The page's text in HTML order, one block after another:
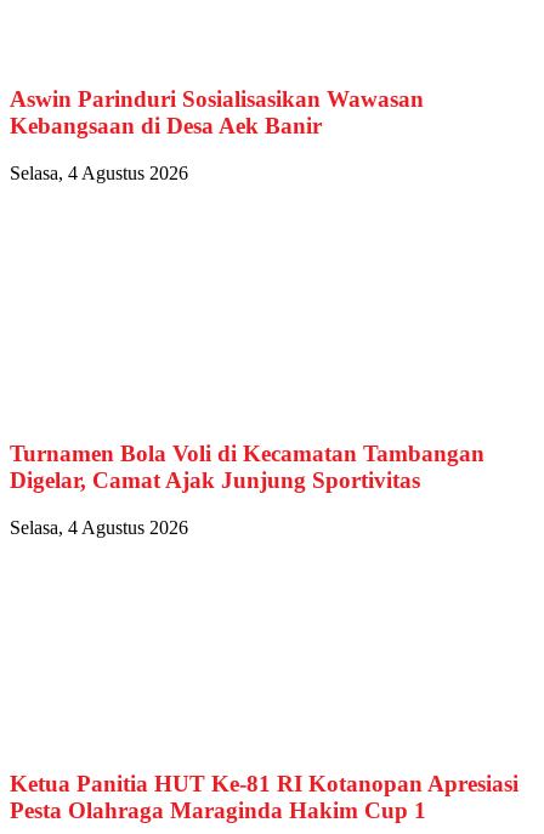
Aswin Parinduri Sosialisasikan Wawasan
Kebangsaan di Desa Aek Banir
Selasa, 4 Agustus 2026
Turnamen Bola Voli di Kecamatan Tambangan
Digelar, Camat Ajak Junjung Sportivitas
Selasa, 4 Agustus 2026
Ketua Panitia HUT Ke-81 RI Kotanopan Apresiasi
Pesta Olahraga Maraginda Hakim Cup 1